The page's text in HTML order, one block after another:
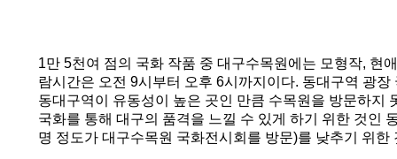
1만 5천여 점의 국화 작품 중 대구수목원에는 모형작, 현
람시간은 오전 9시부터 오후 6시까지이다. 동대구역 광장
동대구역이 유동성이 높은 곳인 만큼 수목원을 방문하지
국화를 통해 대구의 품격을 느낄 수 있게 하기 위한 것인
명 정도가 대구수목원 국화전시회를 방문)를 낮추기 위한